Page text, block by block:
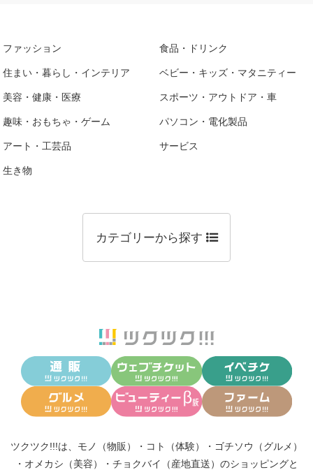
ファッション 食品・ドリンク
住まい・暮らし・インテリア ベビー・キッズ・マタニティー
美容・健康・医療 スポーツ・アウトドア・車
趣味・おもちゃ・ゲーム パソコン・電化製品
アート・工芸品 サービス
生き物
カテゴリーから探す
ツクツク!!!は、 モノ（物販） ・ コト（体験） ・ ゴチソウ（グルメ）
・ オメカシ（美容） ・ チョクバイ（産地直送） のショッピングと